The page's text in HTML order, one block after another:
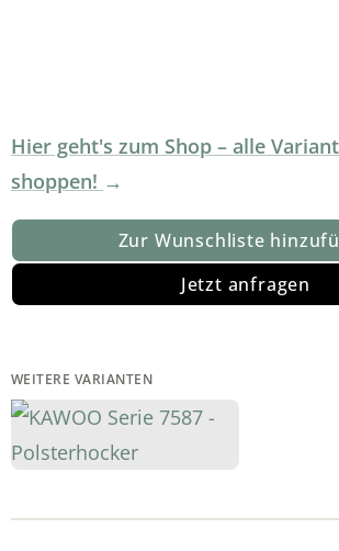
Hier geht's zum Shop – alle
shoppen!
Zur Wunschliste
Jetzt anfragen
WEITERE VARIANTEN